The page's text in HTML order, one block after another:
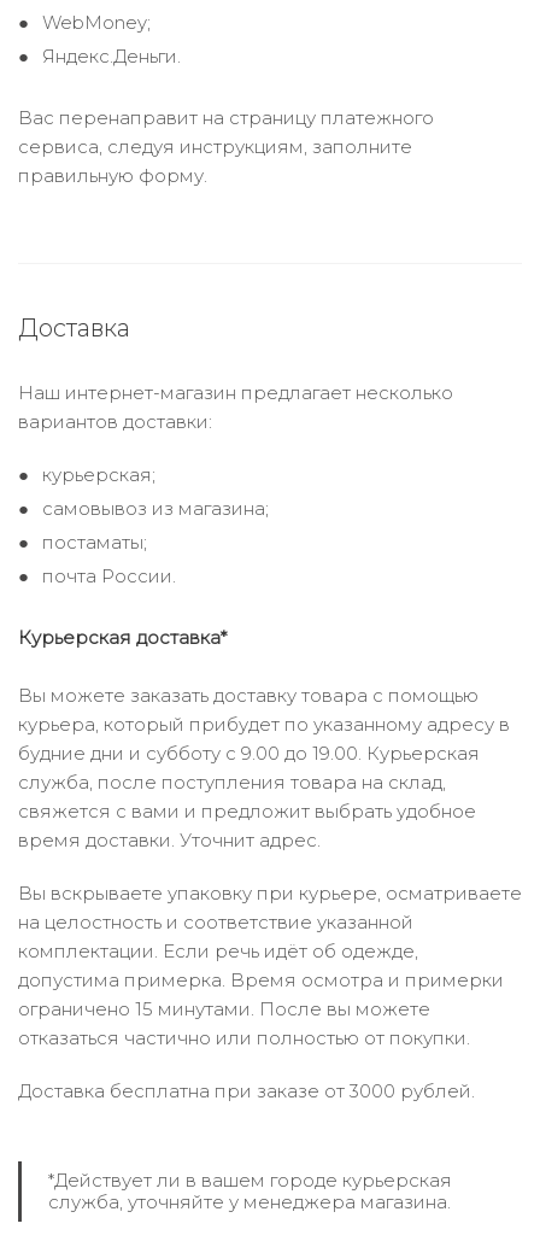
WebMoney;
Яндекс.Деньги.
Вас перенаправит на страницу платежного
сервиса, следуя инструкциям, заполните
правильную форму.
Доставка
Наш интернет-магазин предлагает несколько
вариантов доставки:
курьерская;
самовывоз из магазина;
постаматы;
почта России.
Курьерская доставка*
Вы можете заказать доставку товара с помощью
курьера, который прибудет по указанному адресу в
будние дни и субботу с 9.00 до 19.00. Курьерская
служба, после поступления товара на склад,
свяжется с вами и предложит выбрать удобное
время доставки. Уточнит адрес.
Вы вскрываете упаковку при курьере, осматриваете
на целостность и соответствие указанной
комплектации. Если речь идёт об одежде,
допустима примерка. Время осмотра и примерки
ограничено 15 минутами. После вы можете
отказаться частично или полностью от покупки.
Доставка бесплатна при заказе от 3000 рублей.
*Действует ли в вашем городе курьерская
служба, уточняйте у менеджера магазина.